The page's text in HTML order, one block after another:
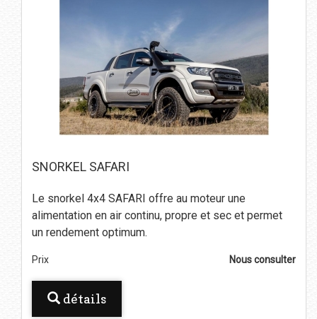
SNORKEL SAFARI
Le snorkel 4x4 SAFARI offre au moteur une
alimentation en air continu, propre et sec et permet
un rendement optimum.
Prix Nous consulter
détails